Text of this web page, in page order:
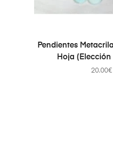
AÑADIR AL
Pendientes
Hoja
20.00€